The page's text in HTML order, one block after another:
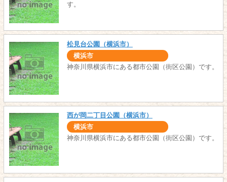
す。
松見台公園（横浜市）
横浜市
神奈川県横浜市にある都市公園（街区公園）です。
西が岡二丁目公園（横浜市）
横浜市
神奈川県横浜市にある都市公園（街区公園）です。